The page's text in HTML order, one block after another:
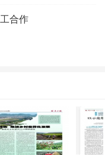
耕地、湿地是城市可
大城市城区房价、租
如服务业从业者、初
乡村，最能就近有效
城市功能不可或缺
合作